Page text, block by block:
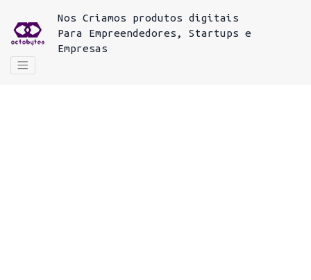
NosCriamos produtos digitais
Para
Empreendedores, Startups e
Empresas